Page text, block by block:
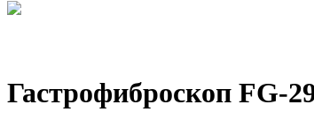
Гастрофиброскоп FG-